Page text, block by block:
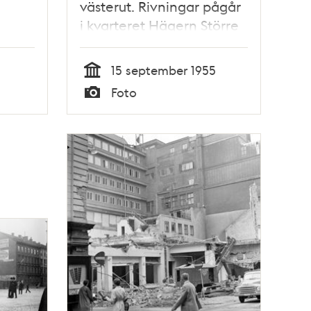
västerut. Rivningar pågår
i kvarteret Hägern Större
Tid
15 september 1955
Typ
Foto